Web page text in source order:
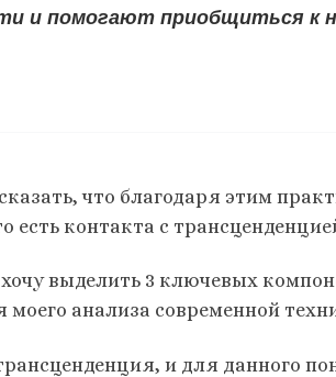
и помогают приобщиться к
что благодаря этим
есть контакта с
выделить 3 ключевых
анализа современной
и для данного